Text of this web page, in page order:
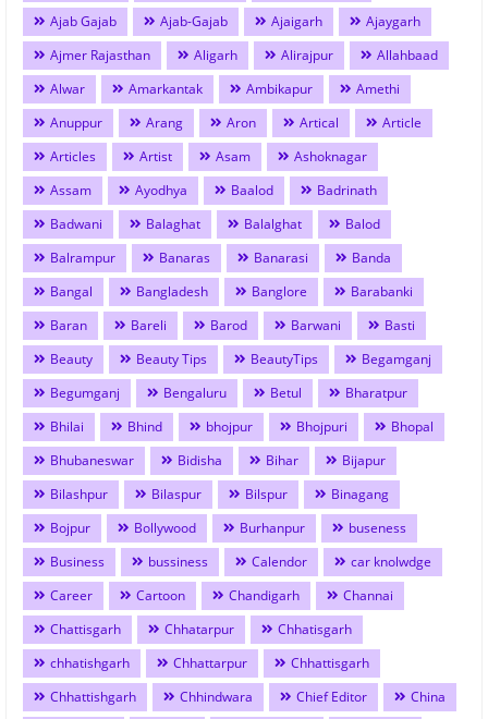
Ajab Gajab
Ajab-Gajab Ajaigarh
Ajaygarh
Ajmer Rajasthan
Aligarh Alirajpur
Allahbaad
Alwar
Amarkantak Ambikapur
Amethi
Anuppur
Arang Aron Artical
Article
Articles
Artist Asam
Ashoknagar
Assam
Ayodhya Baalod
Badrinath
Badwani
Balaghat Balalghat
Balod
Balrampur
Banaras Banarasi
Banda
Bangal
Bangladesh Banglore
Barabanki
Baran
Bareli Barod Barwani
Basti
Beauty
Beauty Tips BeautyTips
Begamganj
Begumganj
Bengaluru Betul
Bharatpur
Bhilai
Bhind bhojpur Bhojpuri
Bhopal
Bhubaneswar
Bidisha Bihar
Bijapur
Bilashpur
Bilaspur Bilspur
Binagang
Bojpur
Bollywood Burhanpur
buseness
Business
bussiness Calendor
car knolwdge
Career
Cartoon Chandigarh
Channai
Chattisgarh
Chhatarpur
Chhatisgarh
chhatishgarh
Chhattarpur
Chhattisgarh
Chhattishgarh
Chhindwara Chief Editor
China